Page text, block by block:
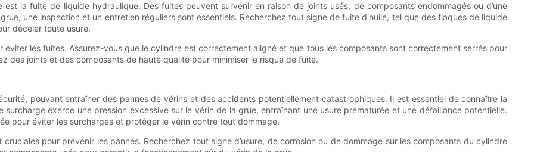
la fuite de liquide hydraulique. Des fuites peuvent survenir en raison de joints usés, de composants endommagés ou d’une
une inspection et un entretien réguliers sont essentiels. Recherchez tout signe de fuite d'huile, tel que des flaques de liquide
déceler toute usure.
les fuites. Assurez-vous que le cylindre est correctement aligné et que tous les composants sont correctement serrés pour
des joints et des composants de haute qualité pour minimiser le risque de fuite.
pouvant entraîner des pannes de vérins et des accidents potentiellement catastrophiques. Il est essentiel de connaître la
exerce une pression excessive sur le vérin de la grue, entraînant une usure prématurée et une défaillance potentielle.
pour éviter les surcharges et protéger le vérin contre tout dommage.
pour prévenir les pannes. Recherchez tout signe d’usure, de corrosion ou de dommage sur les composants du cylindre